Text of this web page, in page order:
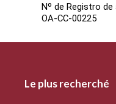
Nº de Registro
OA-CC-00225
Le plus recherché